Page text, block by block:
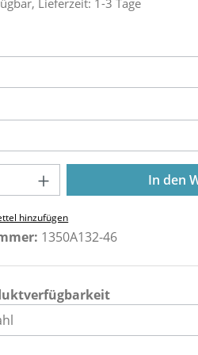
Anzahl: Gib denIn den
hinzufügen
1350A132-46